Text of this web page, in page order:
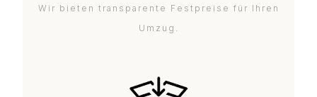
Wir bieten transparente Festpreise für Ihren
Umzug.